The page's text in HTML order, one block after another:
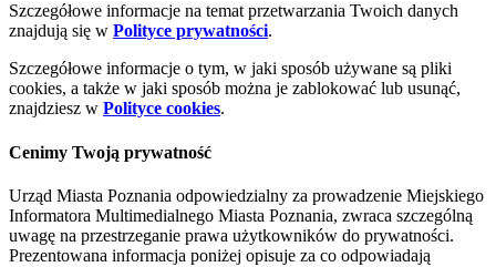
Szczegółowe informacje na temat przetwarzania Twoich danych
znajdują się w Polityce prywatności.
Szczegółowe informacje o tym, w jaki sposób używane są pliki
cookies, a także w jaki sposób można je zablokować lub usunąć,
znajdziesz w Polityce cookies.
Cenimy Twoją prywatność
Urząd Miasta Poznania odpowiedzialny za prowadzenie Miejskiego
Informatora Multimedialnego Miasta Poznania, zwraca szczególną
uwagę na przestrzeganie prawa użytkowników do prywatności.
Prezentowana informacja poniżej opisuje za co odpowiadają